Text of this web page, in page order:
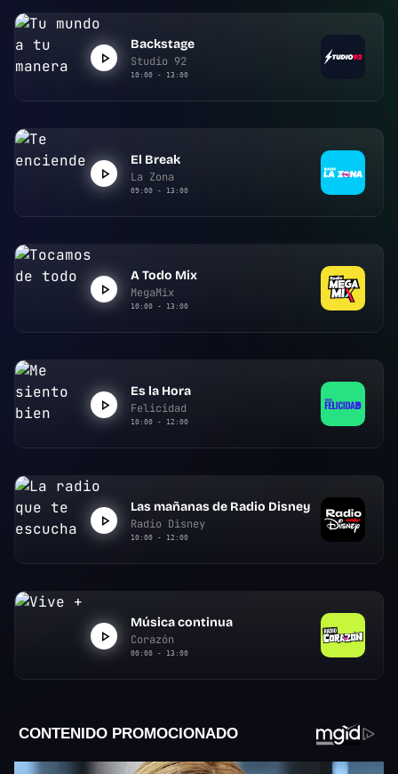
Backstage
Studio 92
10:00 - 13:00
El Break
La Zona
09:00 - 13:00
A Todo Mix
MegaMix
10:00 - 13:00
Es la Hora
Felicidad
10:00 - 12:00
Las mañanas de Radio Disney
Radio Disney
10:00 - 12:00
Música continua
Corazón
00:00 - 13:00